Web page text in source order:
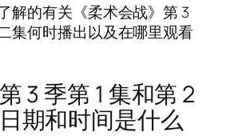
解的有关《柔术会战》第 3
集何时播出以及在哪里观看
3 季第 1 集和第 2
期和时间是什么